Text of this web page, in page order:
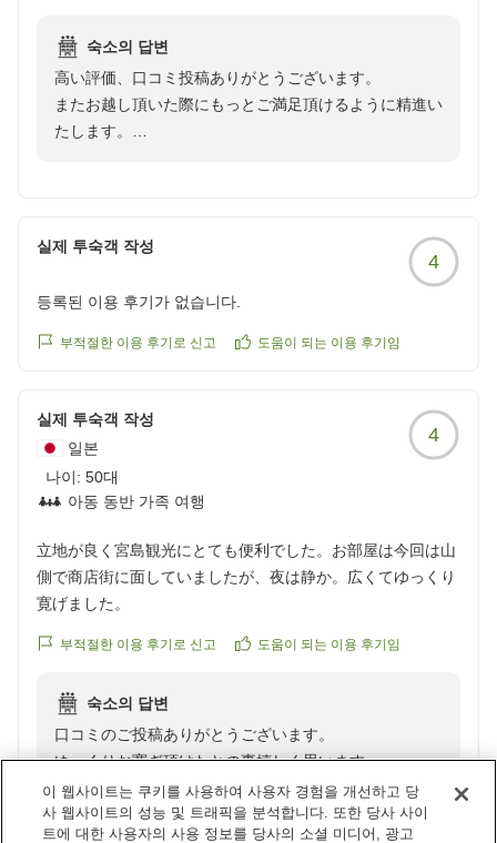
で大浴場と露天風呂が夜・朝とも私一人だったのでタイミン
グが良かったのかもしれませんが大変気持ち良かったです。
朝食も大変美味しくヘルシーで良かったです。一人だと大型
ホテルだと居心地が悪い時があるのですがここはプライベー
てあって面白かった
숙소의 답변
高い評価、口コミ投稿ありがとうございます。
またお越し頂いた際にもっとご満足頂けるように精進い
たします。
厳島いろは 支配人 山口
실제 투숙객 작성
4
등록된 이용 후기가 없습니다.
부적절한 이용 후기로 신고 도움이 되는 이용 후기임
실제 투숙객 작성
일본
나이: 50대
아동 동반 가족 여행
4
立地が良く宮島観光にとても便利でした。お部屋は今回は山
側で商店街に面していましたが、夜は静か。広くてゆっくり
寛げました。
부적절한 이용 후기로 신고 도움이 되는 이용 후기임
숙소의 답변
口コミのご投稿ありがとうございます。
ゆっくりお寛ぎ頂けたとの事嬉しく思います。
今回は山側のお部屋にお泊り頂きましたが
ぜひ次回は瀬戸内海が望めるスーペリア海にお泊り下さ
이 웹사이트는 쿠키를 사용하여 사용자 경험을 개선하고 당
사 웹사이트의 성능 및 트래픽을 분석합니다. 또한 당사 사이
트에 대한 사용자의 사용 정보를 당사의 소셜 미디어, 광고